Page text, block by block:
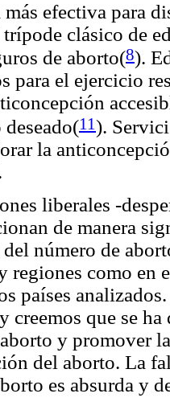
más efectiva para
trípode clásico de
de aborto(8).
para el ejercicio
deseado(11).
la
liberales -
de manera
número de
regiones como en
países
creemos que se
y promover
del aborto. La
es absurda y